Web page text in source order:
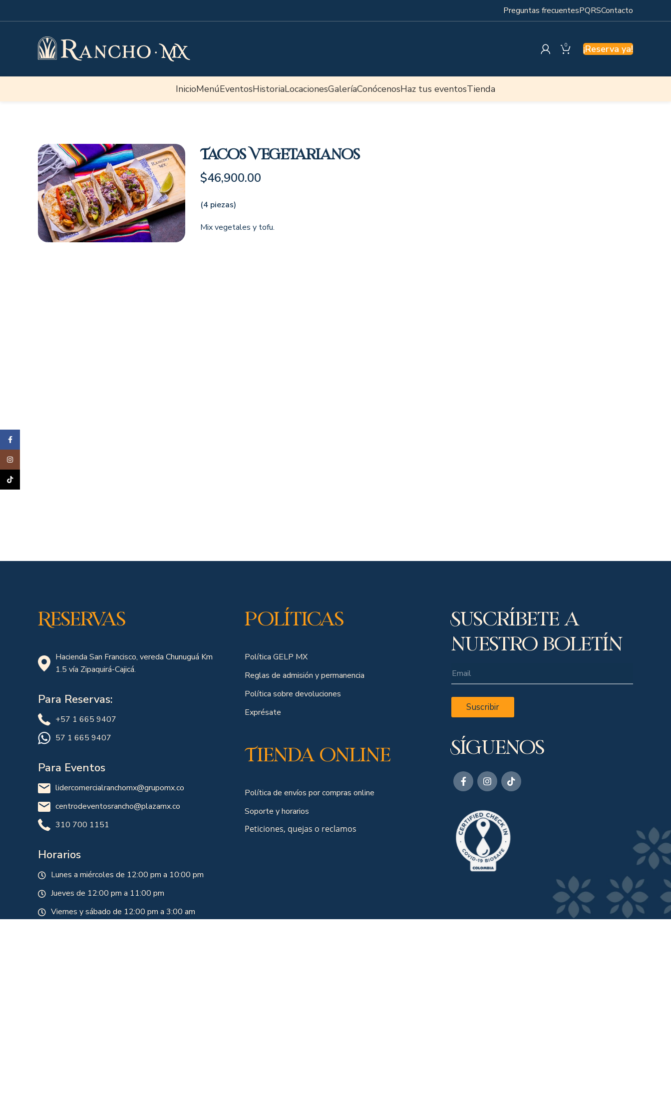
Preguntas frecuentesPQRSContacto
0 ¡Reserva ya!
InicioMenúEventosHistoriaLocacionesGaleríaConócenosHaz tus eventosTienda
Tacos Vegetarianos
$46,900.00
(4 piezas)
Mix vegetales y tofu.
Reservas
Hacienda San Francisco, vereda Chunuguá Km
1.5 vía Zipaquirá-Cajicá.
Para Reservas:
+57 1 665 9407
57 1 665 9407
Para Eventos
lidercomercialranchomx@grupomx.co
centrodeventosrancho@plazamx.co
310 700 1151
Horarios
Lunes a miércoles de 12:00 pm a 10:00 pm
Jueves de 12:00 pm a 11:00 pm
Viernes y sábado de 12:00 pm a 3:00 am
Políticas
Política GELP MX
Reglas de admisión y permanencia
Política sobre devoluciones
Exprésate
Tienda online
Política de envíos por compras online
Soporte y horarios
Peticiones, quejas o reclamos
Suscríbete a
nuestro boletín
Suscribir
Síguenos